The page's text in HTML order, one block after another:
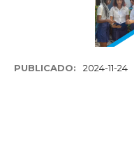
PUBLICADO: 2024-11-24